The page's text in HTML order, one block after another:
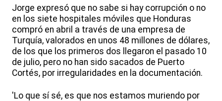
Jorge expresó que no sabe si hay corrupción o no
en los siete hospitales móviles que Honduras
compró en abril a través de una empresa de
Turquía, valorados en unos 48 millones de dólares,
de los que los primeros dos llegaron el pasado 10
de julio, pero no han sido sacados de Puerto
Cortés, por irregularidades en la documentación.
'Lo que sí sé, es que nos estamos muriendo por